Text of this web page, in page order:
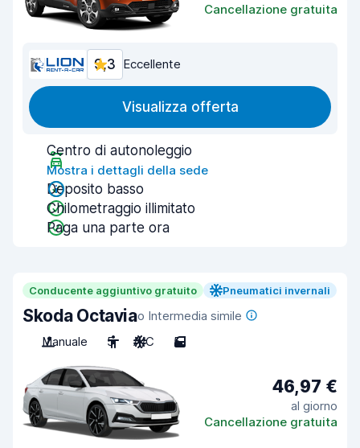
Cancellazione gratuita
9,3 Eccellente
Visualizza offerta
Centro di autonoleggio
Mostra i dettagli della sede
Deposito basso
Chilometraggio illimitato
Paga una parte ora
Conducente aggiuntivo gratuito Pneumatici invernali
Skoda Octaviao Intermedia simile
Manuale
5 A/C 5
46,97 €
al giorno
Cancellazione gratuita